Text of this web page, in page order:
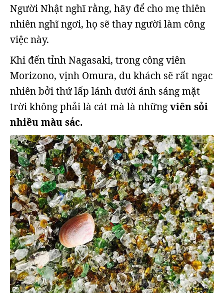
Người Nhật nghĩ rằng, hãy để cho mẹ thiên
nhiên nghĩ ngơi, họ sẽ thay người làm công
việc này.
Khi đến tỉnh Nagasaki, trong công viên
Morizono, vịnh Omura, du khách sẽ rất ngạc
nhiên bởi thứ lấp lánh dưới ánh sáng mặt
trời không phải là cát mà là nhữngviên sỏi
nhiều màu sắc.